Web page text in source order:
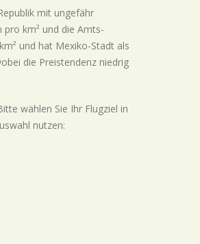
mit ungefähr
km² und die Amts-
und hat Mexiko-Stadt als
die Preistendenz niedrig
wählen Sie Ihr Flugziel in
nutzen: